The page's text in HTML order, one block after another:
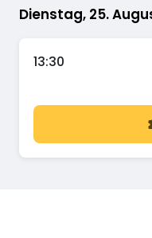
Dienstag, 25.
13:30